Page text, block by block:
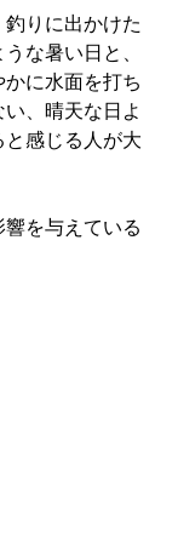
りに出かけた
な暑い日と、
に水面を打ち
、晴天な日よ
感じる人が大
を与えている